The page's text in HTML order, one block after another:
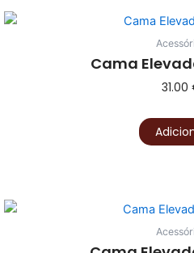
Cama
31.00